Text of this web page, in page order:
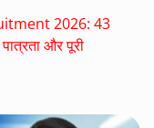
2026: 43
और पूरी